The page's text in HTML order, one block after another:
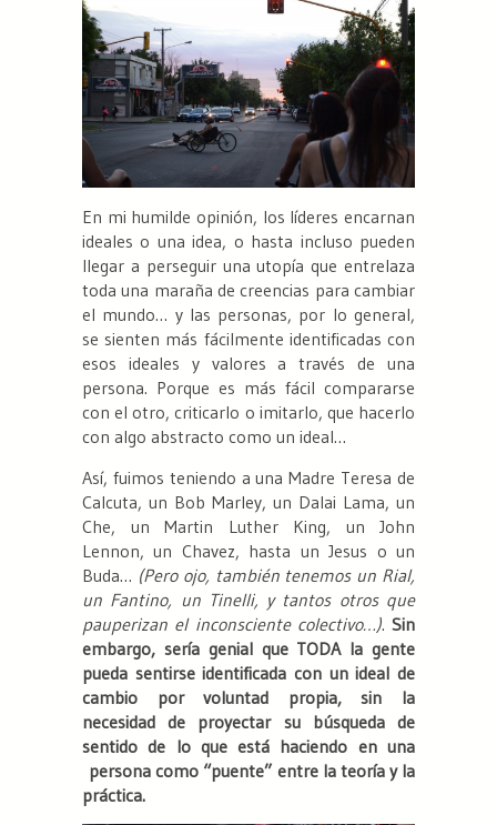
En mi humilde opinión, los líderes encarnan
ideales o una idea, o hasta incluso pueden
llegar a perseguir una utopía que entrelaza
toda una maraña de creencias para cambiar
el mundo… y las personas, por lo general,
se sienten más fácilmente identificadas con
esos ideales y valores a través de una
persona. Porque es más fácil compararse
con el otro, criticarlo o imitarlo, que hacerlo
con algo abstracto como un ideal…
Así, fuimos teniendo a una Madre Teresa de
Calcuta, un Bob Marley, un Dalai Lama, un
Che, un Martin Luther King, un John
Lennon, un Chavez, hasta un Jesus o un
Buda… (Pero ojo, también tenemos un Rial,
un Fantino, un Tinelli, y tantos otros que
pauperizan el inconsciente colectivo…). Sin
embargo, sería genial que TODA la gente
pueda sentirse identificada con un ideal de
cambio por voluntad propia, sin la
necesidad de proyectar su búsqueda de
sentido de lo que está haciendo en una
persona como “puente” entre la teoría y la
práctica.